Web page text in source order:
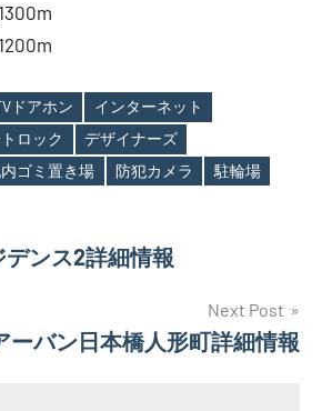
ドアホン
インターネット
ロック
デザイナーズ
ゴミ置き場 防犯カメラ 駐輪場
ンス2詳細情報
Next Post
ーバン日本橋人形町詳細情報